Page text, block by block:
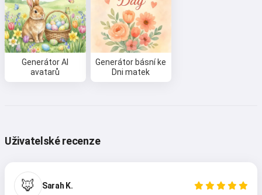
Generátor AI
avatarů
Generátor básní ke
Dni matek
Uživatelské recenze
🦊 Sarah K.
Я соглашаюсь:Podmínky služby
Zásady ochrany osobních údajů
Zásady vrácení peněz